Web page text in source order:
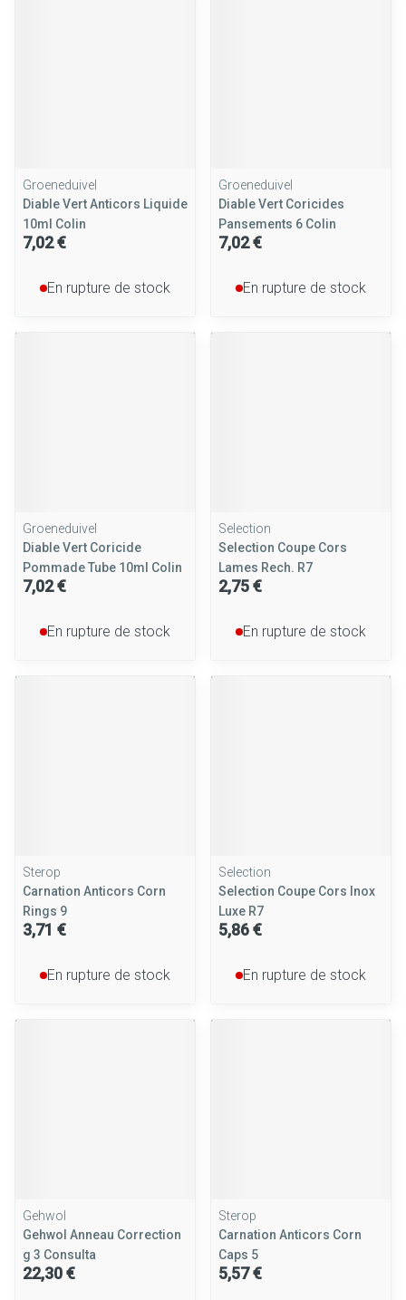
Groeneduivel
Diable Vert Anticors Liquide
10ml Colin
7,02 €
En rupture de stock
Groeneduivel
Diable Vert Coricides
Pansements 6 Colin
7,02 €
En rupture de stock
Groeneduivel
Diable Vert Coricide
Pommade Tube 10ml Colin
7,02 €
En rupture de stock
Selection
Selection Coupe Cors
Lames Rech. R7
2,75 €
En rupture de stock
Sterop
Carnation Anticors Corn
Rings 9
3,71 €
En rupture de stock
Selection
Selection Coupe Cors Inox
Luxe R7
5,86 €
En rupture de stock
Gehwol
Gehwol Anneau Correction
g 3 Consulta
22,30 €
Sterop
Carnation Anticors Corn
Caps 5
5,57 €